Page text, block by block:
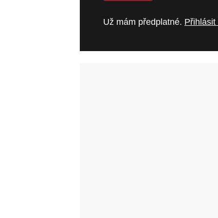
Už mám předplatné. Přihlásit